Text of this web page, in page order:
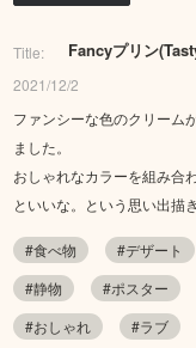
Title: Fancyプリン
2021/12/2
ファンシーな色のクリーム
ました。
おしゃれなカラーを組み合
といいな。という思い出描
#食べ物 #デザート
#静物
#ポスター
#おしゃれ
#ラブ